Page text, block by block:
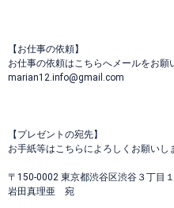
【お仕事の依頼】
お仕事の依頼はこちらへメールをお願
marian12.info@gmail.com
【プレゼントの宛先】
お手紙等はこちらによろしくお願いし
〒150-0002 東京都渋谷区渋谷３丁目
岩田真理亜 宛